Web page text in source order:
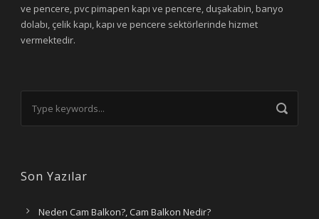
ve pencere, pvc pimapen kapı ve pencere, duşakabin, banyo
dolabı, çelik kapı, kapı ve pencere sektörlerinde hizmet
vermektedir.
Son Yazılar
Neden Cam Balkon?, Cam Balkon Nedir?